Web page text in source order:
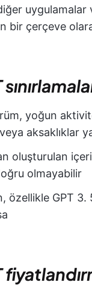
uygulamalar
bir çerçeve
yoğun
aksaklıklar
oluşturulan
olmayabilir
özellikle GPT 3.